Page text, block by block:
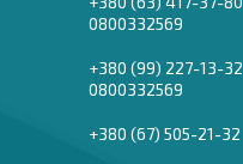
0800332569
+380 (99) 227-13-32
0800332569
+380 (67) 505-21-32